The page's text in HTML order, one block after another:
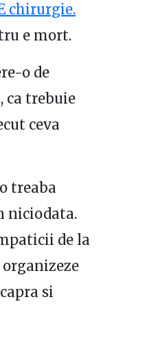
chirurgie.
e mort.
o de
ca trebuie
ceva
treaba
niciodata.
de la
si